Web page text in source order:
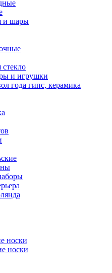
и шары
и игрушки
года гипс, керамика
носки
носки